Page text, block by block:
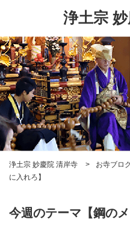
浄土宗
浄土宗 妙慶院 清岸寺 お寺ブロ
に入れろ】
今週のテーマ【鋼の